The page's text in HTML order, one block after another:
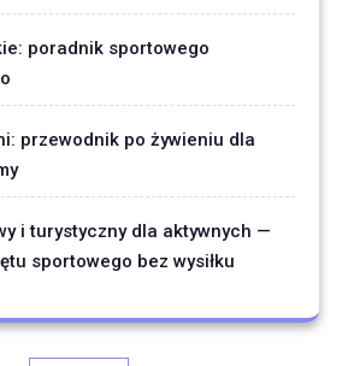
poradnik sportowego
przewodnik po żywieniu dla
i turystyczny dla aktywnych —
sportowego bez wysiłku